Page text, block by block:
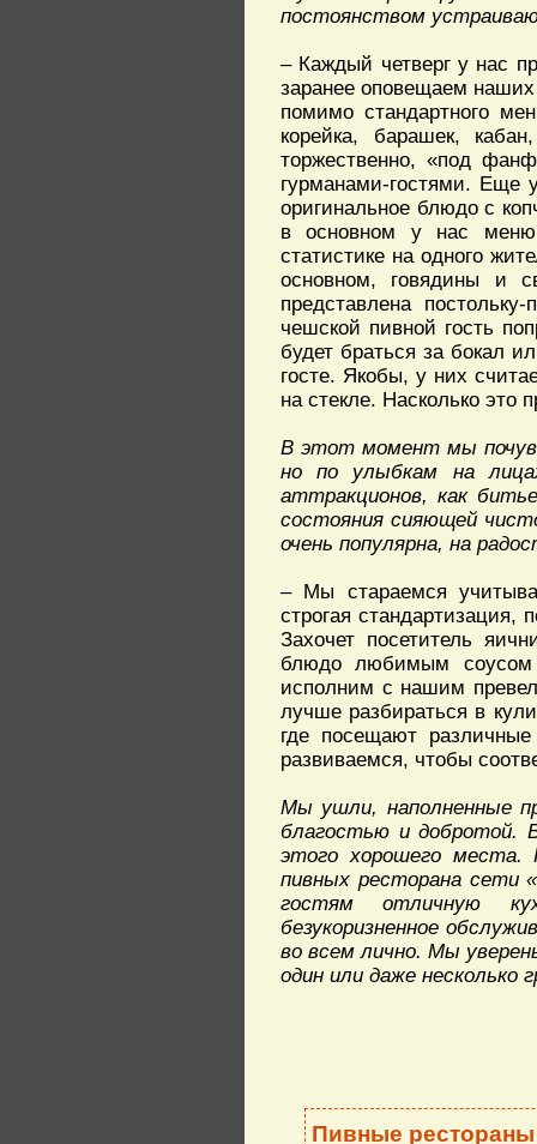
постоянством
– Каждый четверг у нас
заранее оповещаем наших
помимо стандартного
корейка, барашек,
торжественно, «под
гурманами-гостями. Еще
оригинальное блюдо с
в основном у нас
статистике на одного
основном, говядины и
представлена
чешской пивной гость
будет браться за бокал
госте. Якобы, у них
на стекле. Насколько это
В этот момент мы
но по улыбкам на
аттракционов, как
состояния сияющей
очень популярна, на
– Мы стараемся
строгая
Захочет посетитель
блюдо любимым соусом
исполним с нашим
лучше разбираться в
где посещают
развиваемся, чтобы
Мы ушли, наполненные
благостью и добротой.
этого хорошего места.
пивных ресторана сети
гостям отличную
безукоризненное
во всем лично. Мы
один или даже несколько
Пивные